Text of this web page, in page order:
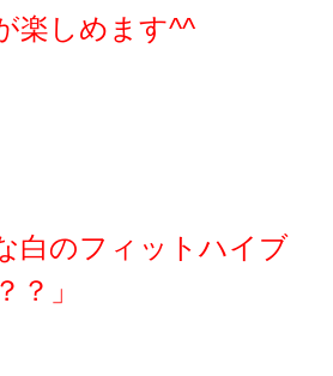
楽しめます^^
白のフィットハイブ
？」